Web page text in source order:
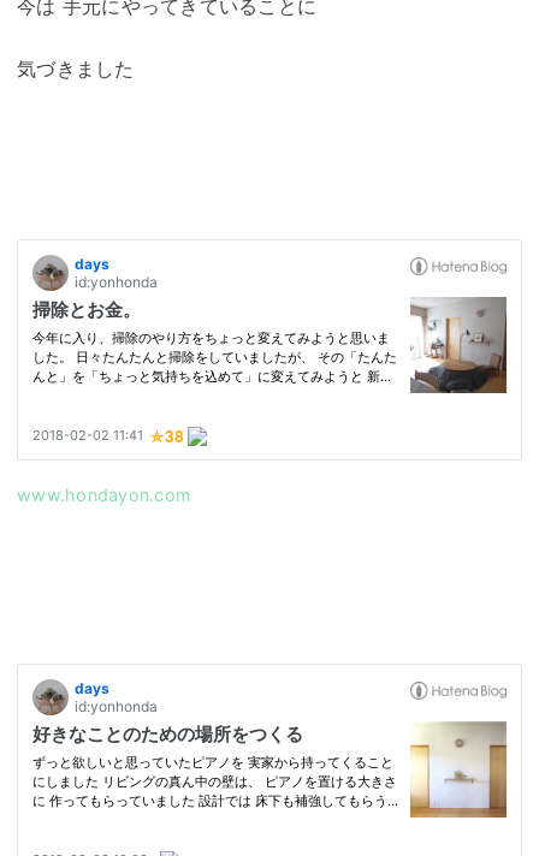
今は 手元にやってきていることに
気づきました
www.hondayon.com